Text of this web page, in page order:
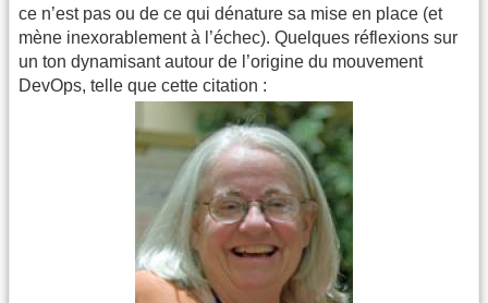
ce n’est pas ou de ce qui dénature sa mise en place (et
mène inexorablement à l’échec). Quelques réflexions sur
un ton dynamisant autour de l’origine du mouvement
DevOps, telle que cette citation :